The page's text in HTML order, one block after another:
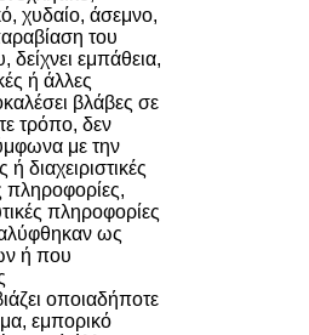
χυδαίο, άσεμνο,
του
εμπάθεια,
ή άλλες
βλάβες σε
τρόπο, δεν
με την
διαχειριστικές
πληροφορίες,
πληροφορίες
ως
ή που
οποιαδήποτε
εμπορικό